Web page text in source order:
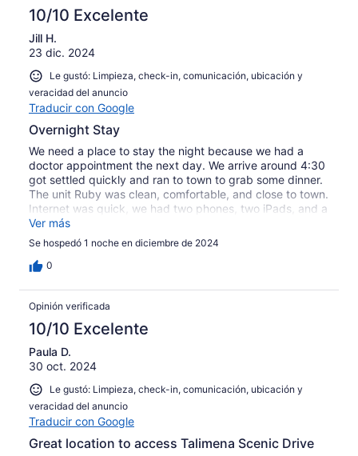
10/10 Excelente
Jill H.
23 dic. 2024
Le gustó: Limpieza, check-in, comunicación, ubicación y
veracidad del anuncio
Traducir con Google
Overnight Stay
We need a place to stay the night because we had a
doctor appointment the next day. We arrive around 4:30
got settled quickly and ran to town to grab some dinner.
The unit Ruby was clean, comfortable, and close to town.
Internet was quick, we had two phones, two iPads, and a
lap top all on at the same time. We would definitely stay
again.
Ver más
Se hospedó 1 noche en diciembre de 2024
0
Opinión verificada
10/10 Excelente
Paula D.
30 oct. 2024
Le gustó: Limpieza, check-in, comunicación, ubicación y
veracidad del anuncio
Traducir con Google
Great location to access Talimena Scenic Drive